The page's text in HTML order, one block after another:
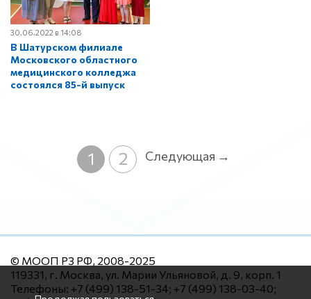
30.06.2022 в 14:08
В Шатурском филиале
Московского областного
медицинского колледжа
состоялся 85-й выпуск
1 2 Следующая →
© МООП РЗ РФ, 2008-2025
119331, г. Москва, ул. Марии Ульяновой, д. 9, корп. 1
Телефоны: +7 (499) 138-51-34; +7 (499) 138-03-40;